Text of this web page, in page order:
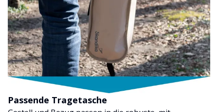
Passende Tragetasche